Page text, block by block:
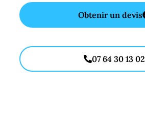
Obtenir un devis
07 64 30 13 02